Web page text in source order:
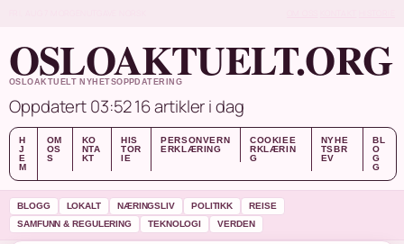
OSLOAKTUELT.ORG
OSLOAKTUELT NYHETSOPPDATERING
Oppdatert 03:5216 artikler i dag
H
J
E
M
OM
OS
S
KO
NTA
KT
HIS
TOR
IE
PERSONVERN
ERKLÆRING
COOKIEE
RKLÆRIN
G
NYHE
TSBR
EV
BL
O
G
G
BLOGG LOKALT NÆRINGSLIV POLITIKK
REISE
SAMFUNN & REGULERING
TEKNOLOGI VERDEN